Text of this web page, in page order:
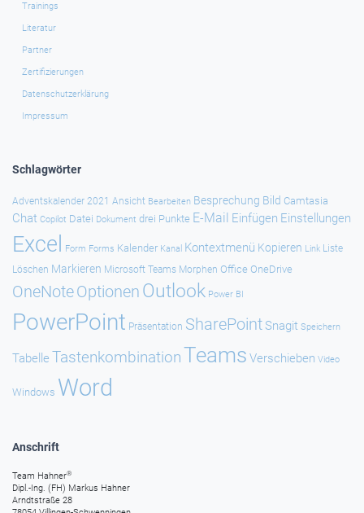
Trainings
Literatur
Partner
Zertifizierungen
Datenschutzerklärung
Impressum
Schlagwörter
Adventskalender 2021 Ansicht Bearbeiten Besprechung Bild Camtasia
Chat Copilot Datei Dokument drei Punkte E-Mail Einfügen Einstellungen
Excel Form Forms Kalender Kanal Kontextmenü Kopieren Link Liste
Löschen Markieren Microsoft Teams Morphen Office OneDrive
OneNoteOptionen Outlook Power BI
PowerPoint Präsentation SharePointSnagit Speichern
Tabelle TastenkombinationTeams Verschieben Video
Windows Word
Anschrift
Team Hahner®
Dipl.-Ing. (FH) Markus Hahner
Arndtstraße 28